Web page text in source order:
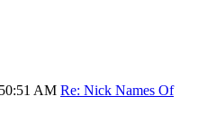
AM Re: Nick Names Of